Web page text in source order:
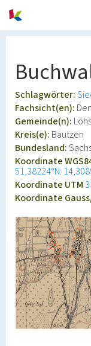
Schlagwörter:
Fachsicht(en):
Gemeinde(n):
Kreis(e): Bautzen
Bundesland:
Koordinate
51,38224°N:
Koordinate UTM
Koordinate